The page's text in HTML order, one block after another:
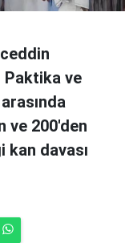
Paktika ve
ve 200'den
kan davası